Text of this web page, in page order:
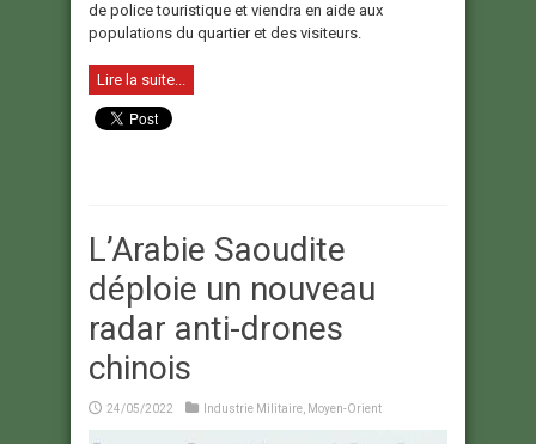
de police touristique et viendra en aide aux
populations du quartier et des visiteurs.
Lire la suite...
L’Arabie Saoudite
déploie un nouveau
radar anti-drones
chinois
24/05/2022 Industrie Militaire Moyen-Orient